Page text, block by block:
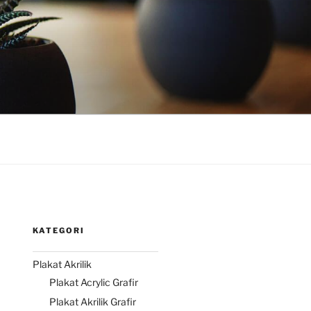
KATEGORI
Plakat Akrilik
Plakat Acrylic Grafir
Plakat Akrilik Grafir